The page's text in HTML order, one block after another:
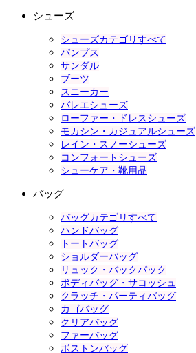
シューズ
シューズカテゴリすべて
パンプス
サンダル
ブーツ
スニーカー
バレエシューズ
ローファー・ドレスシューズ
モカシン・カジュアルシューズ
レイン・スノーシューズ
コンフォートシューズ
シューケア・靴用品
バッグ
バッグカテゴリすべて
ハンドバッグ
トートバッグ
ショルダーバッグ
リュック・バックパック
ボディバッグ・サコッシュ
クラッチ・パーティバッグ
カゴバッグ
クリアバッグ
ファーバッグ
ボストンバッグ